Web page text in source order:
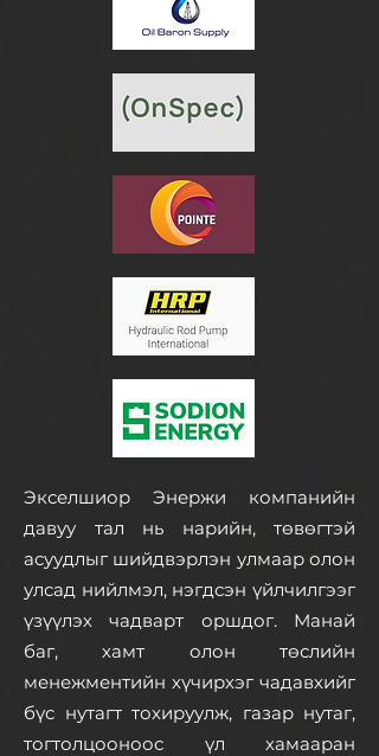
Экселшиор Энержи компанийн
давуу тал нь нарийн, төвөгтэй
асуудлыг шийдвэрлэн улмаар олон
улсад нийлмэл, нэгдсэн үйлчилгээг
үзүүлэх чадварт оршдог. Манай
баг, хамт олон төслийн
менежментийн хүчирхэг чадавхийг
бүс нутагт тохируулж, газар нутаг,
тогтолцооноос үл хамааран